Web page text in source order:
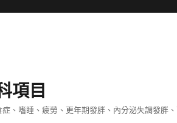
項目
、嗜睡、疲勞、更年期發胖、內分泌失調發胖